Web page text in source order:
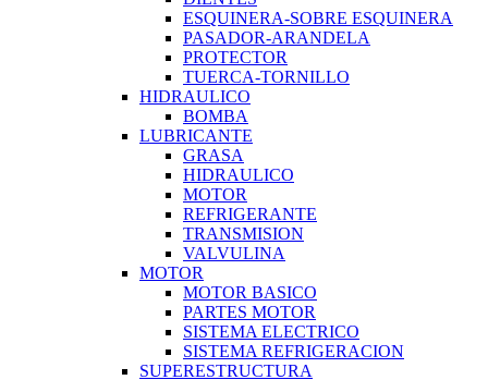
ESQUINERA-SOBRE ESQUINERA
PASADOR-ARANDELA
PROTECTOR
TUERCA-TORNILLO
HIDRAULICO
BOMBA
LUBRICANTE
GRASA
HIDRAULICO
MOTOR
REFRIGERANTE
TRANSMISION
VALVULINA
MOTOR
MOTOR BASICO
PARTES MOTOR
SISTEMA ELECTRICO
SISTEMA REFRIGERACION
SUPERESTRUCTURA